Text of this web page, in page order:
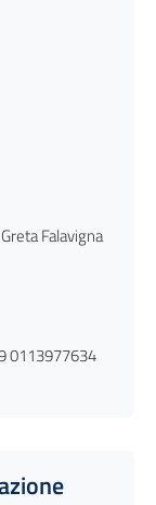
Falavigna
0113977634